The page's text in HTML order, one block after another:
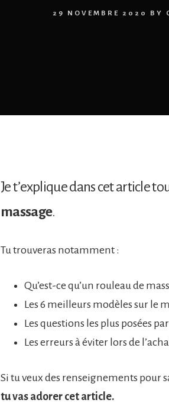
29 NOVEMBRE 2020 BY
Je t’explique dans cet article
massage.
Tu trouveras notamment :
Qu’est-ce qu’un rouleau de
Les 6 meilleurs modèles sur le
Les questions les plus posées
Les erreurs à éviter lors de
Si tu veux des renseignements pour
tu vas adorer cet article.